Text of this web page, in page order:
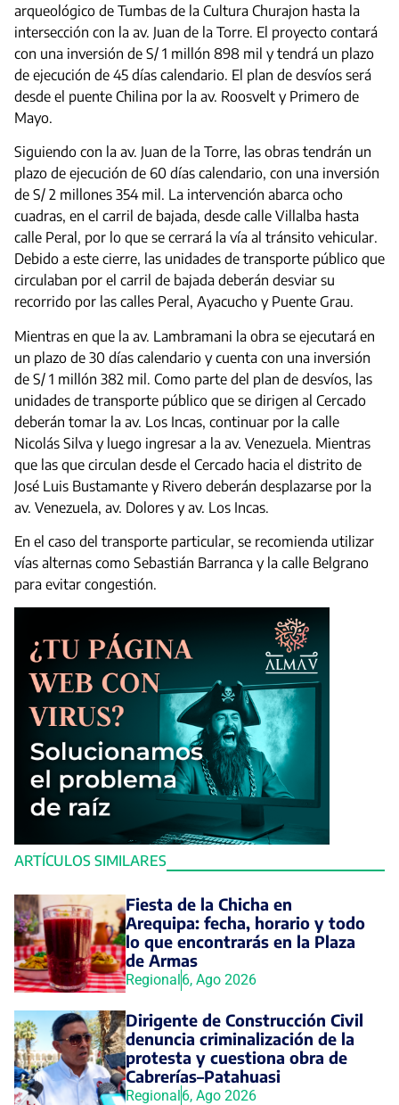
ARTÍCULOS SIMILARES
Fiesta de la Chicha en
Arequipa: fecha, horario y todo
lo que encontrarás en la Plaza
de Armas
Regional6, Ago 2026
Dirigente de Construcción Civil
denuncia criminalización de la
protesta y cuestiona obra de
Cabrerías–Patahuasi
Regional6, Ago 2026
arqueológico de Tumbas de la Cultura Churajon hasta la
intersección con la av. Juan de la Torre. El proyecto contará
con una inversión de S/ 1 millón 898 mil y tendrá un plazo
de ejecución de 45 días calendario. El plan de desvíos será
desde el puente Chilina por la av. Roosvelt y Primero de
Mayo.
Siguiendo con la av. Juan de la Torre, las obras tendrán un
plazo de ejecución de 60 días calendario, con una inversión
de S/ 2 millones 354 mil. La intervención abarca ocho
cuadras, en el carril de bajada, desde calle Villalba hasta
calle Peral, por lo que se cerrará la vía al tránsito vehicular.
Debido a este cierre, las unidades de transporte público que
circulaban por el carril de bajada deberán desviar su
recorrido por las calles Peral, Ayacucho y Puente Grau.
Mientras en que la av. Lambramani la obra se ejecutará en
un plazo de 30 días calendario y cuenta con una inversión
de S/ 1 millón 382 mil. Como parte del plan de desvíos, las
unidades de transporte público que se dirigen al Cercado
deberán tomar la av. Los Incas, continuar por la calle
Nicolás Silva y luego ingresar a la av. Venezuela. Mientras
que las que circulan desde el Cercado hacia el distrito de
José Luis Bustamante y Rivero deberán desplazarse por la
av. Venezuela, av. Dolores y av. Los Incas.
En el caso del transporte particular, se recomienda utilizar
vías alternas como Sebastián Barranca y la calle Belgrano
para evitar congestión.